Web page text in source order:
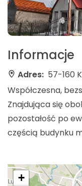
Informacje
Adres: 57-160
Współczesna,
Znajdująca się
pozostałość po
częścią budynku
+